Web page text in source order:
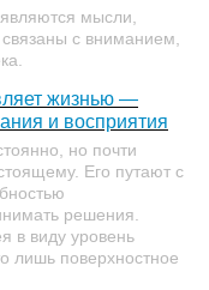
мысли,
с вниманием,
жизнью —
и восприятия
но почти
Его путают с
решения.
в виду уровень
лишь поверхностное